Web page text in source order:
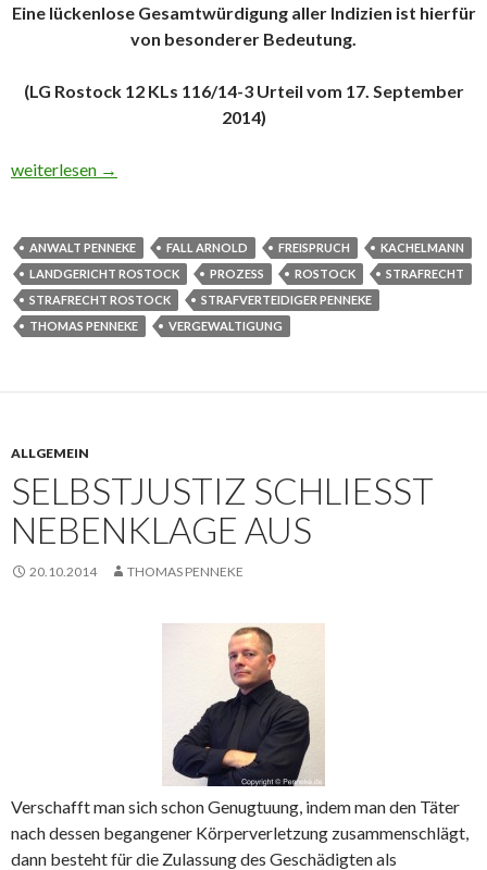
Eine lückenlose Gesamtwürdigung aller Indizien ist hierfür
von besonderer Bedeutung.
(LG Rostock 12 KLs 116/14-3 Urteil vom 17. September
2014)
Aussage gegen Aussage
weiterlesen →
ANWALT PENNEKE FALL ARNOLD FREISPRUCH
KACHELMANN
LANDGERICHT ROSTOCK
PROZESS ROSTOCK
STRAFRECHT
STRAFRECHT ROSTOCK
STRAFVERTEIDIGER PENNEKE
THOMAS PENNEKE
VERGEWALTIGUNG
ALLGEMEIN
SELBSTJUSTIZ SCHLIESST N
EBENKLAGE AUS
20.10.2014 THOMAS PENNEKE
Verschafft man sich schon Genugtuung, indem man den Täter
nach dessen begangener Körperverletzung zusammenschlägt,
dann besteht für die Zulassung des Geschädigten als